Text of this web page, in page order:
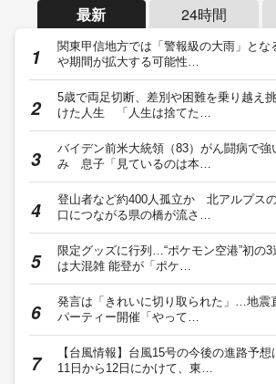
最新 24時間
関東甲信地方では「警報級の大雨」とな
や期間が拡大する可能性…
5歳で両足切断、差別や困難を乗り越え
けた人生 「人生は捨てた…
バイデン前米大統領（83）がん闘病で強
み 息子「見ているのは本…
登山者など約400人孤立か 北アルプス
口につながる県の橋が流さ…
限定グッズに行列…“ポケモン空港”初の3
は大混雑 能登が「ポケ…
発言は「きれいに切り取られた」…地震
パーティー開催「やって…
【台風情報】台風15号の今後の進路予
11日から12日にかけて、東…